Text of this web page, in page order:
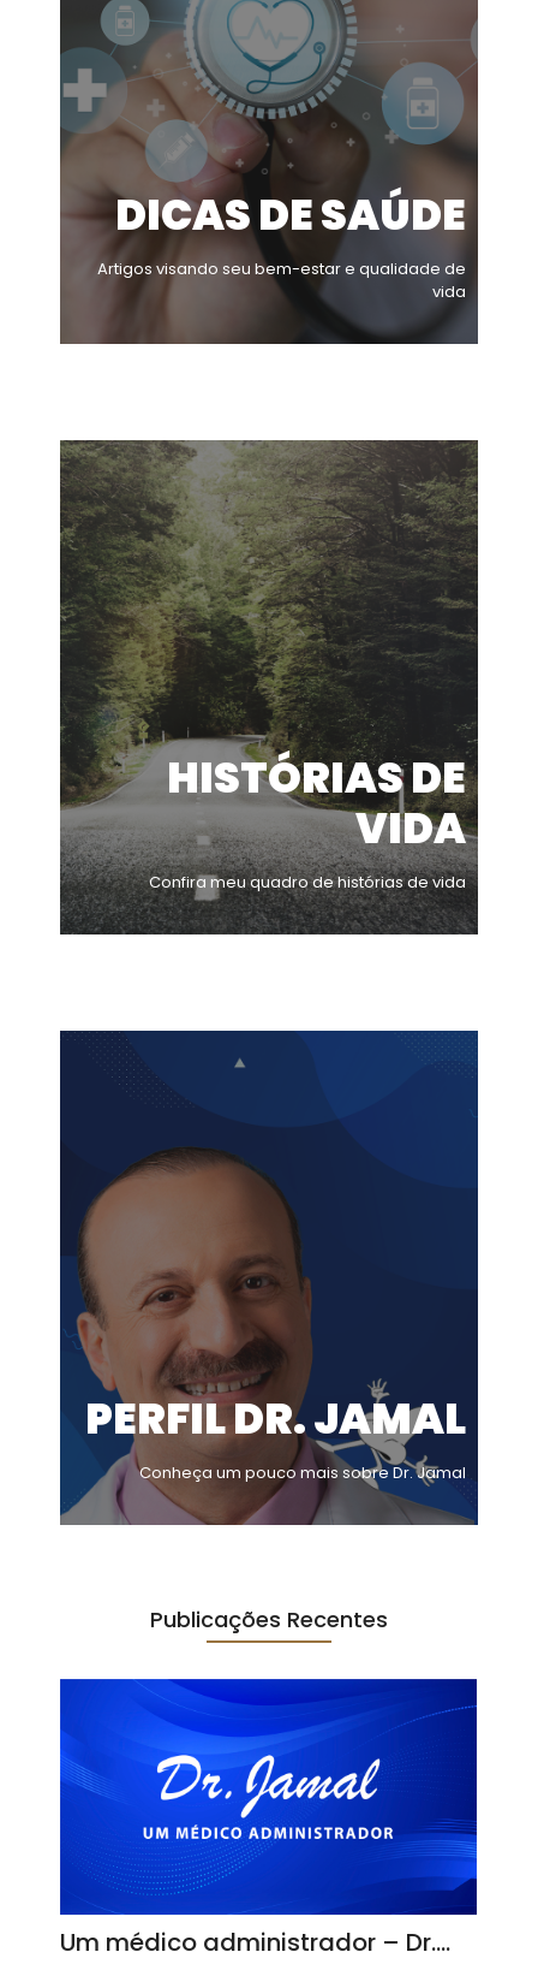
DICAS DE SAÚDE
Artigos visando seu bem-estar e qualidade de
vida
HISTÓRIAS DE
VIDA
Confira meu quadro de histórias de vida
PERFIL DR. JAMAL
Conheça um pouco mais sobre Dr. Jamal
Publicações Recentes
Um médico administrador – Dr.…